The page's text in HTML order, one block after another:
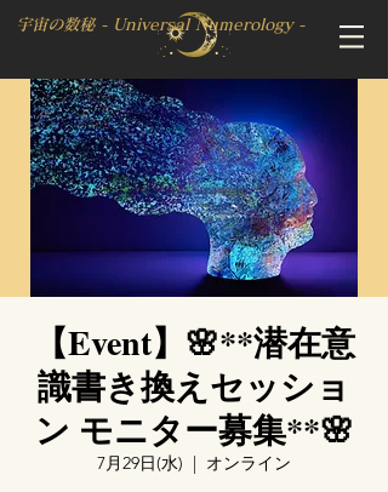
宇宙の数秘 - Universal Numerology -
【Event】🌸**潜在意
識書き換えセッショ
ン モニター募集**🌸
7月29日(水)
  |
オンライン